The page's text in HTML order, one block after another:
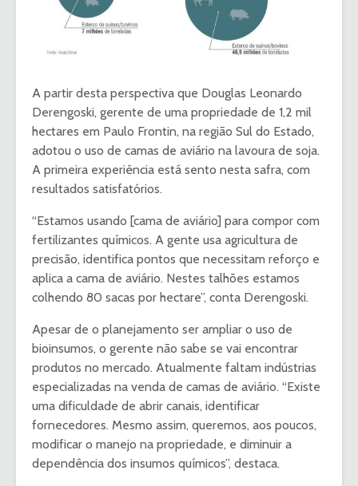
A partir desta perspectiva que Douglas Leonardo
Derengoski, gerente de uma propriedade de 1,2 mil
hectares em Paulo Frontin, na região Sul do Estado,
adotou o uso de camas de aviário na lavoura de soja.
A primeira experiência está sento nesta safra, com
resultados satisfatórios.
“Estamos usando [cama de aviário] para compor com
fertilizantes químicos. A gente usa agricultura de
precisão, identifica pontos que necessitam reforço e
aplica a cama de aviário. Nestes talhões estamos
colhendo 80 sacas por hectare”, conta Derengoski.
Apesar de o planejamento ser ampliar o uso de
bioinsumos, o gerente não sabe se vai encontrar
produtos no mercado. Atualmente faltam indústrias
especializadas na venda de camas de aviário. “Existe
uma dificuldade de abrir canais, identificar
fornecedores. Mesmo assim, queremos, aos poucos,
modificar o manejo na propriedade, e diminuir a
dependência dos insumos químicos”, destaca.